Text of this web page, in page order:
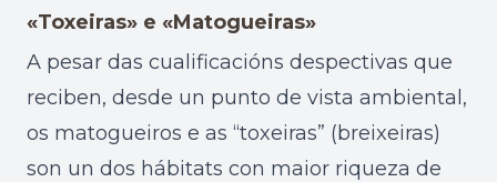
«Toxeiras» e «Matogueiras»
A pesar das cualificacións despectivas que
reciben, desde un punto de vista ambiental,
os matogueiros e as “toxeiras” (breixeiras)
son un dos hábitats con maior riqueza de